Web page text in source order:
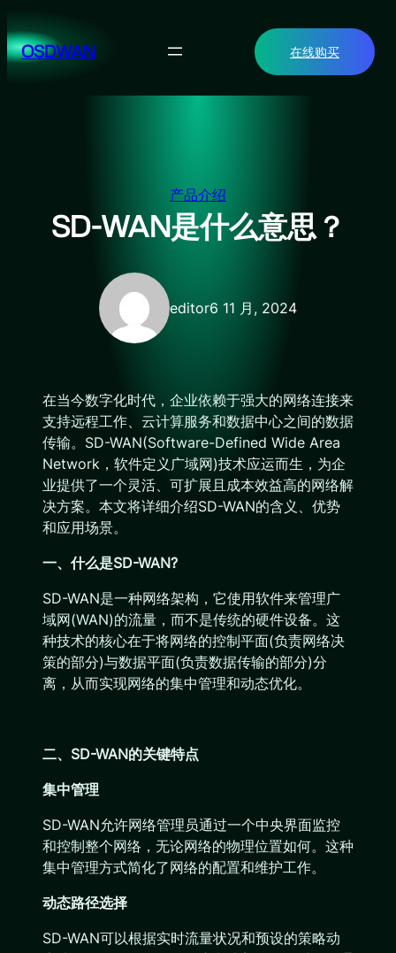
至
内OSDWAN 在线购买
产品介绍
SD-WAN是什么意思？
editor6 11 月, 2024
在当今数字化时代，企业依赖于强大的网络连接来
支持远程工作、云计算服务和数据中心之间的数据
传输。SD-WAN(Software-Defined Wide Area
Network，软件定义广域网)技术应运而生，为企
业提供了一个灵活、可扩展且成本效益高的网络解
决方案。本文将详细介绍SD-WAN的含义、优势
和应用场景。
一、什么是SD-WAN?
SD-WAN是一种网络架构，它使用软件来管理广
域网(WAN)的流量，而不是传统的硬件设备。这
种技术的核心在于将网络的控制平面(负责网络决
策的部分)与数据平面(负责数据传输的部分)分
离，从而实现网络的集中管理和动态优化。
二、SD-WAN的关键特点
集中管理
SD-WAN允许网络管理员通过一个中央界面监控
和控制整个网络，无论网络的物理位置如何。这种
集中管理方式简化了网络的配置和维护工作。
动态路径选择
SD-WAN可以根据实时流量状况和预设的策略动